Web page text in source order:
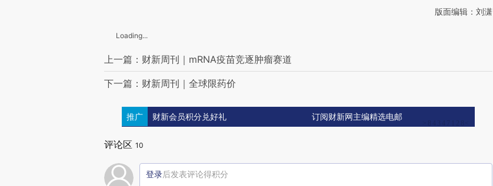
版面编辑：刘潇
Loading...
上一篇：财新周刊｜mRNA疫苗竞逐肿瘤赛道
下一篇：财新周刊｜全球限药价
推广 财新会员积分兑好礼 订阅财新网主编精选电邮
评论区 10
登录后发表评论得积分